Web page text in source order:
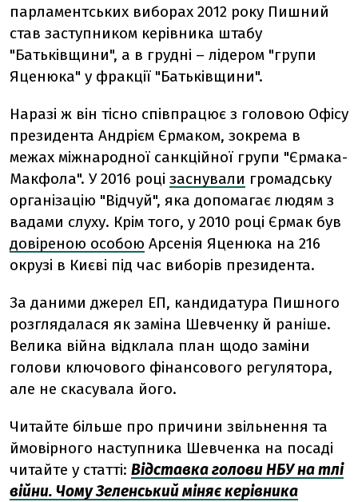
парламентських виборах 2012 року Пишний
став заступником керівника штабу
"Батьківщини", а в грудні – лідером "групи
Яценюка" у фракції "Батьківщини".
Наразі ж він тісно співпрацює з головою Офісу
президента Андрієм Єрмаком, зокрема в
межах міжнародної санкційної групи "Єрмака-
Макфола". У 2016 році заснували громадську
організацію "Відчуй", яка допомагає людям з
вадами слуху. Крім того, у 2010 році Єрмак був
довіреною особою Арсенія Яценюка на 216
окрузі в Києві під час виборів президента.
За даними джерел ЕП, кандидатура Пишного
розглядалася як заміна Шевченку й раніше.
Велика війна відклала план щодо заміни
голови ключового фінансового регулятора,
але не скасувала його.
Читайте більше про причини звільнення та
ймовірного наступника Шевченка на посаді
читайте у статті: Відставка голови НБУ на тлі
війни. Чому Зеленський міняє керівника